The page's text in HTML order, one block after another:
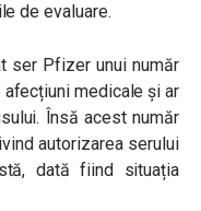
de evaluare.
ser Pfizer unui număr
medicale și ar
Însă acest număr
autorizarea serului
dată fiind situația